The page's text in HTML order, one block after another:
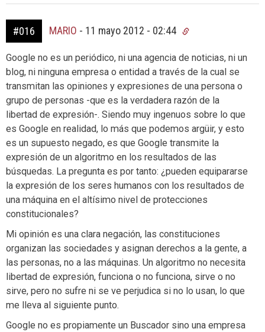
#016 MARIO - 11 mayo 2012 - 02:44
Google no es un periódico, ni una agencia de noticias, ni un
blog, ni ninguna empresa o entidad a través de la cual se
transmitan las opiniones y expresiones de una persona o
grupo de personas -que es la verdadera razón de la
libertad de expresión-. Siendo muy ingenuos sobre lo que
es Google en realidad, lo más que podemos argüir, y esto
es un supuesto negado, es que Google transmite la
expresión de un algoritmo en los resultados de las
búsquedas. La pregunta es por tanto: ¿pueden equipararse
la expresión de los seres humanos con los resultados de
una máquina en el altísimo nivel de protecciones
constitucionales?
Mi opinión es una clara negación, las constituciones
organizan las sociedades y asignan derechos a la gente, a
las personas, no a las máquinas. Un algoritmo no necesita
libertad de expresión, funciona o no funciona, sirve o no
sirve, pero no sufre ni se ve perjudica si no lo usan, lo que
me lleva al siguiente punto.
Google no es propiamente un Buscador sino una empresa